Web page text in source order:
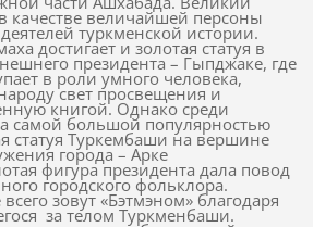
качестве величайшей персоны
туркменской истории.
достигает и золотая статуя в
президента – Гыпджаке, где
в роли умного человека,
свет просвещения и
книгой. Однако среди
самой большой популярностью
статуя Туркембаши на вершине
города – Арке
фигура президента дала повод
городского фольклора.
зовут «Бэтмэном» благодаря
за телом Туркменбаши.